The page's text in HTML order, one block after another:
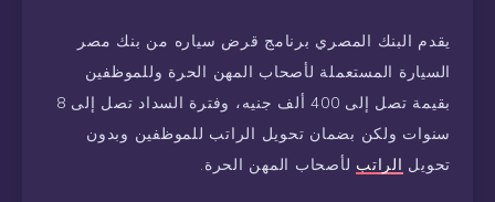
يقدم البنك المصري برنامج قرض سياره من بنك مصر
السيارة المستعملة لأصحاب المهن الحرة وللموظفين
بقيمة تصل إلى 400 ألف جنيه، وفترة السداد تصل إلى 8
سنوات ولكن بضمان تحويل الراتب للموظفين وبدون
تحويل الراتب لأصحاب المهن الحرة.